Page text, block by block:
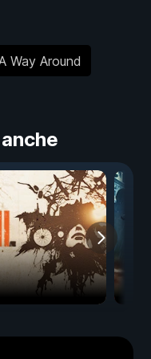
Way Around